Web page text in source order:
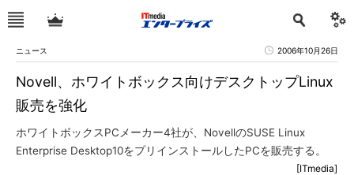
ニュース 2006年10月26日
Novell、ホワイトボックス向けデスクトップLinux
販売を強化
ホワイトボックスPCメーカー4社が、NovellのSUSE Linux
Enterprise Desktop10をプリインストールしたPCを販売する。
[ITmedia]